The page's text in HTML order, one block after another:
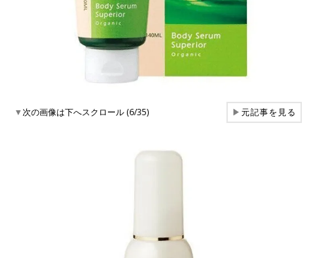
▼次の画像は下へスクロール (6/35) ▶元記事を見る